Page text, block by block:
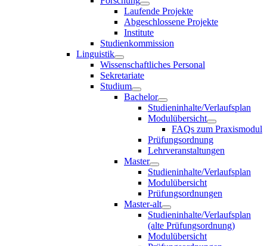
Laufende Projekte
Abgeschlossene Projekte
Institute
Studienkommission
Linguistik
Wissenschaftliches Personal
Sekretariate
Studium
Bachelor
Studieninhalte/Verlaufsplan
Modulübersicht
FAQs zum Praxismodul
Prüfungsordnung
Lehrveranstaltungen
Master
Studieninhalte/Verlaufsplan
Modulübersicht
Prüfungsordnungen
Master-alt
Studieninhalte/Verlaufsplan
(alte Prüfungsordnung)
Modulübersicht